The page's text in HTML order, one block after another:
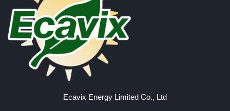
Ecavix Energy Limited Co., Ltd